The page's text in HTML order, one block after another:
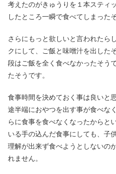
考えたのがきゅうりを１本スティ
したところ一瞬で食べてしまった
さらにもっと欲しいと言われたら
クにして、ご飯と味噌汁を出した
段はご飯を全く食べなかったそう
たそうです。
食事時間を決めておく事は良いと
途半端におやつを出す事が食べな
らに食事を食べなくなったからと
いる手の込んだ食事にしても、子
理解が出来ず食べようとしないの
れません。